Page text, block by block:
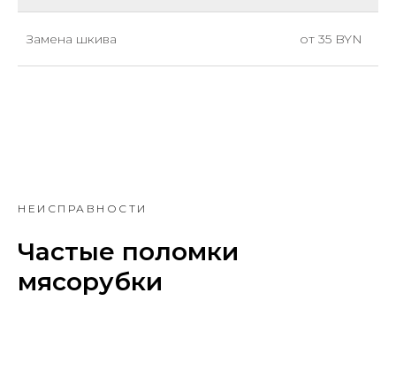
Замена шкива от 35 BYN
НЕИСПРАВНОСТИ
Частые поломки
мясорубки